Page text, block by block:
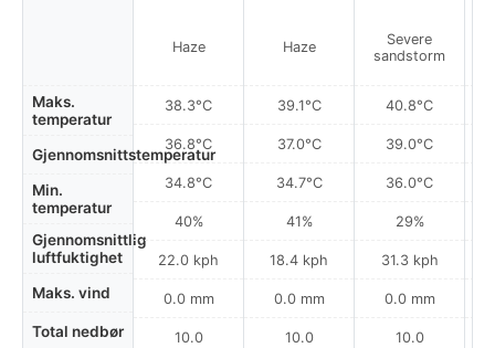
Maks.
temperatur
Gjennomsnittstemperatur
Min.
temperatur
Gjennomsnittlig
luftfuktighet
Maks. vind
Total nedbør
Haze
38.3°C
36.8°C
34.8°C
40%
22.0 kph
0.0 mm
10.0
Haze
39.1°C
37.0°C
34.7°C
41%
18.4 kph
0.0 mm
10.0
Severe
sandstorm
40.8°C
39.0°C
36.0°C
29%
31.3 kph
0.0 mm
10.0